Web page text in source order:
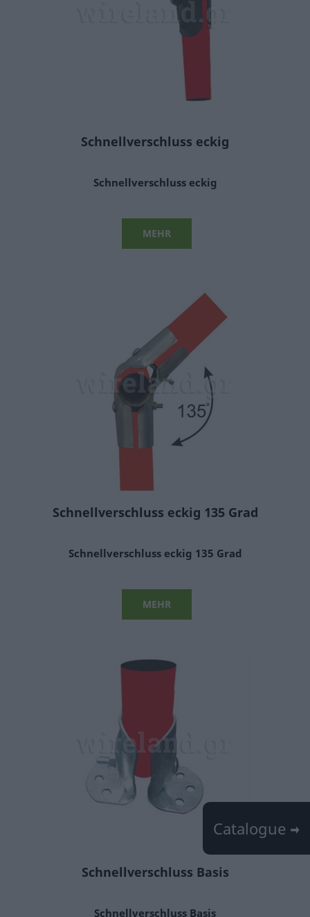
Schnellverschluss eckig
Schnellverschluss eckig
MEHR
Schnellverschluss eckig 135 Grad
Schnellverschluss eckig 135 Grad
MEHR
Schnellverschluss Basis
Schnellverschluss Basis
Catalogue